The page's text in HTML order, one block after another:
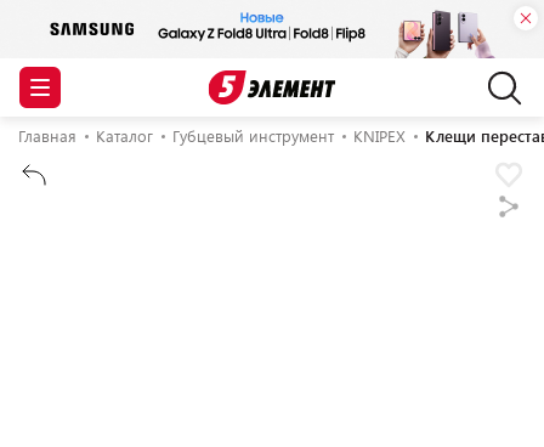
Главная Каталог Губцевый инструмент KNIPEX Клещи